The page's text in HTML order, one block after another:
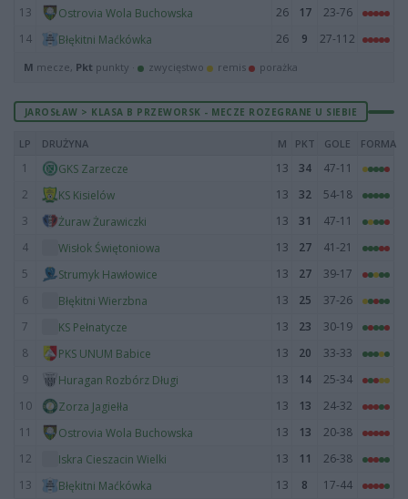
13
Ostrovia Wola Buchowska 26 17
23-76
14
Błękitni Maćkówka 26 9 27-112
M mecze, Pkt punkty · zwycięstwo remis porażka
JAROSŁAW > KLASA B PRZEWORSK - MECZE ROZEGRANE U SIEBIE
LP DRUŻYNA M PKT GOLE FORMA
1 GKS Zarzecze 13 34
47-11
2
KS Kisielów 13 32
54-18
3
Żuraw Żurawiczki 13 31
47-11
4
Wisłok Świętoniowa 13 27
41-21
5
Strumyk Hawłowice 13 27
39-17
6
Błękitni Wierzbna 13 25
37-26
7
KS Pełnatycze 13 23
30-19
8
PKS UNUM Babice 13 20
33-33
9
Huragan Rozbórz Długi 13 14
25-34
10
Zorza Jagiełła 13 13
24-32
11
Ostrovia Wola Buchowska 13 13
20-38
12
Iskra Cieszacin Wielki 13 11
26-38
13
Błękitni Maćkówka 13 8 17-44